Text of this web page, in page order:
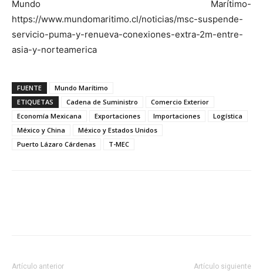
Mundo Marítimo-
https://www.mundomaritimo.cl/noticias/msc-suspende-
servicio-puma-y-renueva-conexiones-extra-2m-entre-
asia-y-norteamerica
FUENTE
Mundo Marítimo
ETIQUETAS
Cadena de Suministro
Comercio Exterior
Economía Mexicana
Exportaciones Importaciones
Logística
México y China
México y Estados Unidos
Puerto Lázaro Cárdenas
T-MEC
Artículo anterior Artículo siguiente